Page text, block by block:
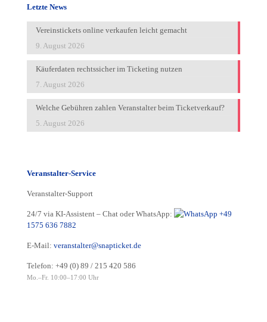
Letzte News
Vereinstickets online verkaufen leicht gemacht
9. August 2026
Käuferdaten rechtssicher im Ticketing nutzen
7. August 2026
Welche Gebühren zahlen Veranstalter beim Ticketverkauf?
5. August 2026
Veranstalter-Service
Veranstalter-Support
24/7 via KI-Assistent – Chat oder WhatsApp:
+49
1575 636 7882
E-Mail: veranstalter@snapticket.de
Telefon: +49 (0) 89 / 215 420 586
Mo.–Fr. 10:00–17:00 Uhr